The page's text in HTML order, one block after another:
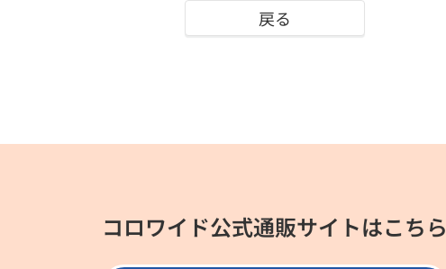
戻る
コロワイド公式通販サイトはこちら